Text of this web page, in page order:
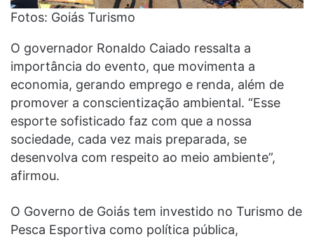
Fotos: Goiás Turismo
O governador Ronaldo Caiado ressalta a
importância do evento, que movimenta a
economia, gerando emprego e renda, além de
promover a conscientização ambiental. “Esse
esporte sofisticado faz com que a nossa
sociedade, cada vez mais preparada, se
desenvolva com respeito ao meio ambiente”,
afirmou.
O Governo de Goiás tem investido no Turismo de
Pesca Esportiva como política pública,